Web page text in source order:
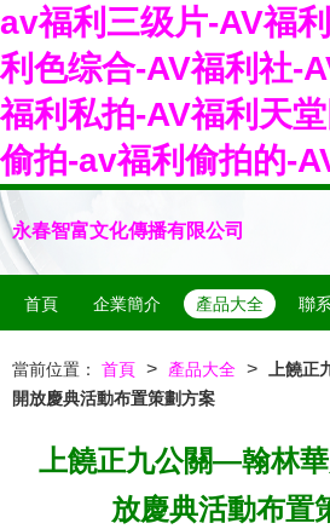
av福利三级片-AV福
利色综合-AV福利社-
福利私拍-AV福利天
偷拍-av福利偷拍的-
永春智富文化傳播有限公司
首頁 企業簡介 產品大全 聯
當前位置： 首頁 > 產品大全 >
上饒
開放慶典活動布置策劃方案
上饒正九公關—翰林
放慶典活動布置